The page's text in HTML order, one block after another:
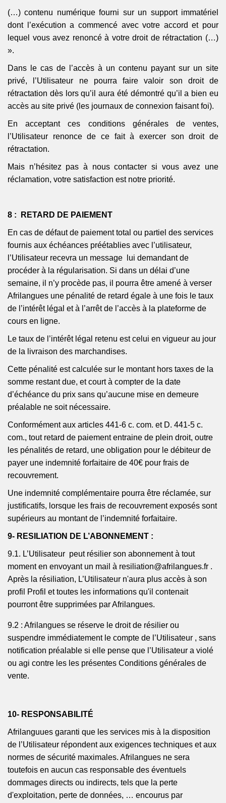
(…) contenu numérique fourni sur un support immatériel
dont l’exécution a commencé avec votre accord et pour
lequel vous avez renoncé à votre droit de rétractation (…)
».
Dans le cas de l’accès à un contenu payant sur un site
privé, l’Utilisateur ne pourra faire valoir son droit de
rétractation dès lors qu’il aura été démontré qu’il a bien eu
accès au site privé (les journaux de connexion faisant foi).
En acceptant ces conditions générales de ventes,
l’Utilisateur renonce de ce fait à exercer son droit de
rétractation.
Mais n’hésitez pas à nous contacter si vous avez une
réclamation, votre satisfaction est notre priorité.
8 : RETARD DE PAIEMENT
En cas de défaut de paiement total ou partiel des services
fournis aux échéances préétablies avec l’utilisateur,
l’Utilisateur recevra un message lui demandant de
procéder à la régularisation. Si dans un délai d’une
semaine, il n’y procède pas, il pourra être amené à verser
Afrilangues une pénalité de retard égale à une fois le taux
de l’intérêt légal et à l’arrêt de l’accès à la plateforme de
cours en ligne.
Le taux de l’intérêt légal retenu est celui en vigueur au jour
de la livraison des marchandises.
Cette pénalité est calculée sur le montant hors taxes de la
somme restant due, et court à compter de la date
d’échéance du prix sans qu’aucune mise en demeure
préalable ne soit nécessaire.
Conformément aux articles 441-6 c. com. et D. 441-5 c.
com., tout retard de paiement entraine de plein droit, outre
les pénalités de retard, une obligation pour le débiteur de
payer une indemnité forfaitaire de 40€ pour frais de
recouvrement.
Une indemnité complémentaire pourra être réclamée, sur
justificatifs, lorsque les frais de recouvrement exposés sont
supérieurs au montant de l’indemnité forfaitaire.
9- RESILIATION DE L’ABONNEMENT :
9.1. L’Utilisateur peutrésilier son abonnement à tout
moment en envoyant un mail à resiliation@afrilangues.fr .
Après la résiliation, L’Utilisateur n'aura plus accès à son
profil Profil et toutes les informations qu'il contenait
pourront être supprimées parAfrilangues.
9.2 : Afrilangues se réserve le droit de résilier ou
suspendre immédiatement le compte de l’Utilisateur , sans
notification préalable si elle pense que l’Utilisateur a violé
ou agi contre les les présentes Conditions générales de
vente.
10- RESPONSABILITÉ
Afrilanguues garanti que les services mis à la disposition
de l’Utilisateur répondent aux exigences techniques et aux
normes de sécurité maximales. Afrilangues ne sera
toutefois en aucun cas responsable des éventuels
dommages directs ou indirects, tels que la perte
d'exploitation, perte de données, … encourus par